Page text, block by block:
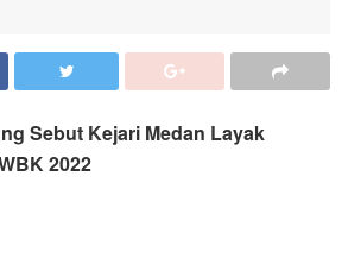
Sebut Kejari Medan Layak
2022